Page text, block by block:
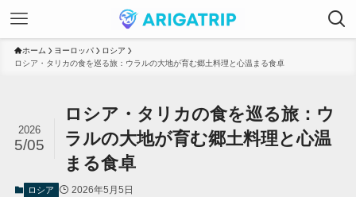
ホーム ヨーロッパ
ロシア
ロシア・タリカの食を巡る旅：ウラルの大地が育む郷土料理と心温まる食卓
ロシア・タリカの食を巡る旅：ウ
ラルの大地が育む郷土料理と心温
まる食卓
2026
5/05
ロシア 2026年5月5日